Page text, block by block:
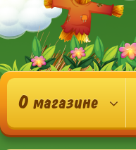
О магазине